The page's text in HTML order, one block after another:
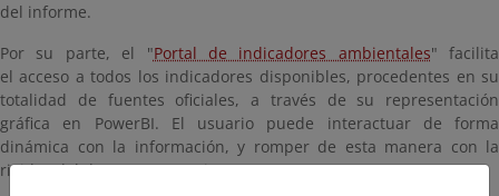
del informe.
Por su parte, el "Portal de indicadores ambientales" facilita
el acceso a todos los indicadores disponibles, procedentes en su
totalidad de fuentes oficiales, a través de su representación
gráfica en PowerBI. El usuario puede interactuar de forma
dinámica con la información, y romper de esta manera con la
rigidez del documento escrito.